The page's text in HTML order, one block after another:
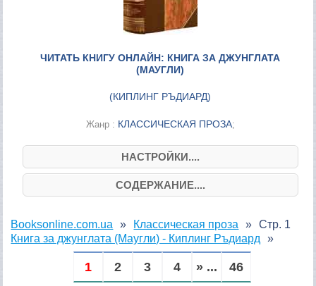
ЧИТАТЬ КНИГУ ОНЛАЙН: КНИГА ЗА ДЖУНГЛАТА
(МАУГЛИ)
(КИПЛИНГ РЪДИАРД)
Жанр : КЛАССИЧЕСКАЯ ПРОЗА;
НАСТРОЙКИ....
СОДЕРЖАНИЕ....
Booksonline.com.ua
Классическая проза
Книга за джунглата (Маугли) - Киплинг Ръдиард
Стр. 1
1 2 3 4 » ... 46